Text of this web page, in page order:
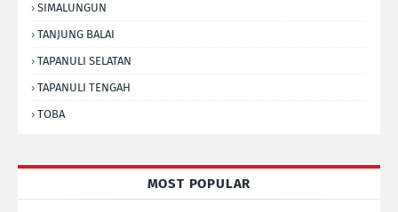
SIMALUNGUN
TANJUNG BALAI
TAPANULI SELATAN
TAPANULI TENGAH
TOBA
MOST POPULAR